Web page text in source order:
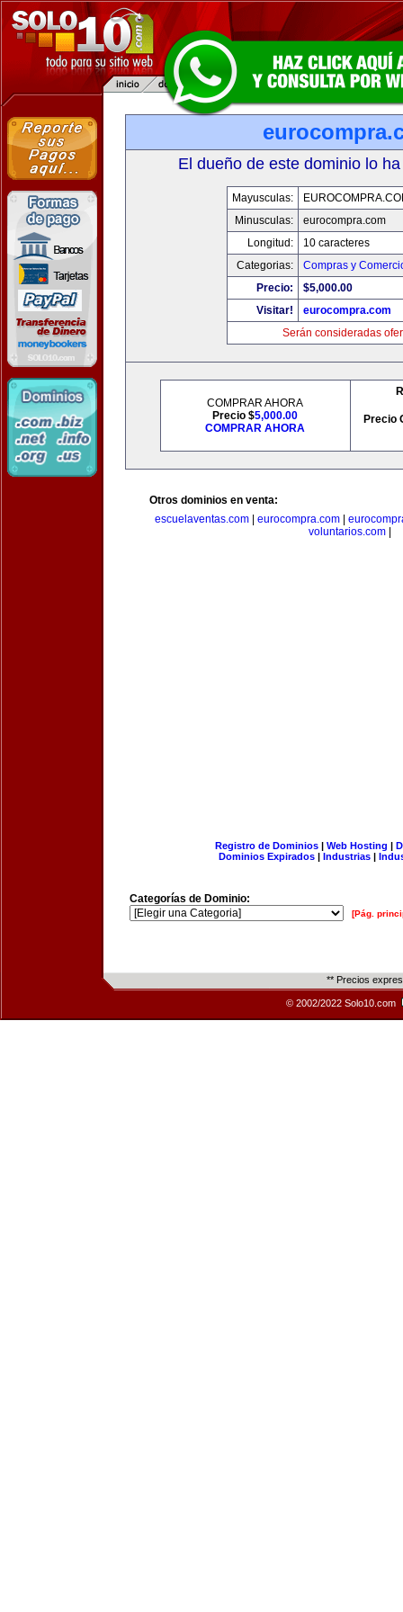
El dueño de este dominio lo
Mayusculas:
Minusculas:
eurocompra.com
Longitud:
10 caracteres
Categorias:
Compras y
Precio:
$5,000.00
Visitar!
eurocompra.com
Serán consideradas
COMPRAR AHORA
Precio $5,000.00
COMPRAR AHORA
Precio
Otros dominios en venta:
escuelaventas.com| eurocompra.com|
voluntarios.com
Registro de Dominios| Web Hosting |
Dominios Expirados | Industrias |
Categorías de Dominio:
[Pág.
** Precios
© 2002/2022 Solo10.com